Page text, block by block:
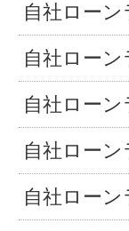
自社ローン
自社ローン
自社ローン
自社ローン
自社ローン